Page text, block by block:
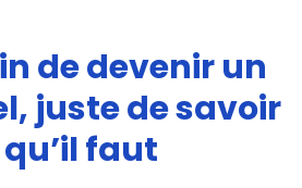
de devenir un
juste de savoir
faut